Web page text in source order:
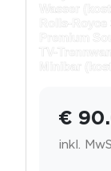
Wasser
Rolls-
TV-
Minibar
€
inkl.